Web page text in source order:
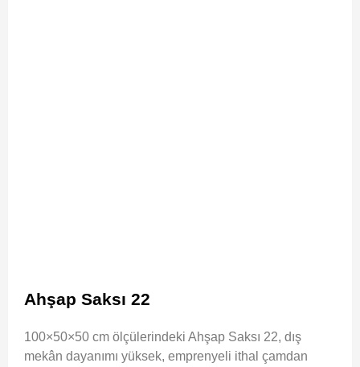
Ahşap Saksı 22
100×50×50 cm ölçülerindeki Ahşap Saksı 22, dış
mekân dayanımı yüksek, emprenyeli ithal çamdan